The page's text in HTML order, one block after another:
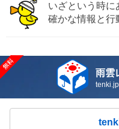
いざという時に
確かな情報と行
雨雲